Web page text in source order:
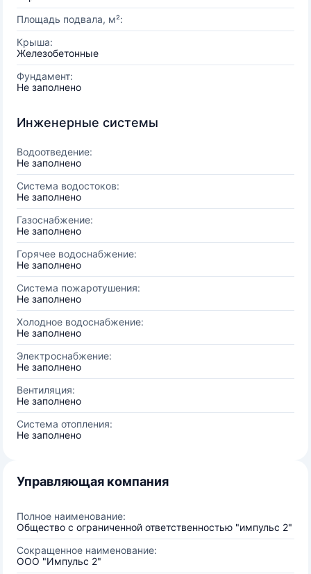
Площадь подвала, м²:
Крыша:
Железобетонные
Фундамент:
Не заполнено
Инженерные системы
Водоотведение:
Не заполнено
Система водостоков:
Не заполнено
Газоснабжение:
Не заполнено
Горячее водоснабжение:
Не заполнено
Система пожаротушения:
Не заполнено
Холодное водоснабжение:
Не заполнено
Электроснабжение:
Не заполнено
Вентиляция:
Не заполнено
Система отопления:
Не заполнено
Управляющая компания
Полное наименование:
Общество с ограниченной ответственностью "импульс 2"
Сокращенное наименование:
ООО "Импульс 2"